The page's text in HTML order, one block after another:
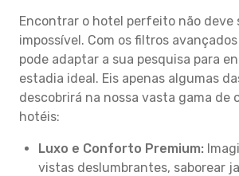
Encontrar o hotel perfeito não deve
impossível. Com os filtros
pode adaptar a sua pesquisa para
estadia ideal. Eis apenas algumas
descobrirá na nossa vasta gama de
hotéis:
Luxo e Conforto Premium:
vistas deslumbrantes, saborear